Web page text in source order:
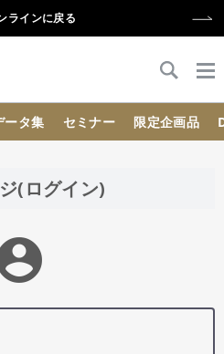
ラインに戻る
ータ集 セミナー 限定企画品
(ログイン)